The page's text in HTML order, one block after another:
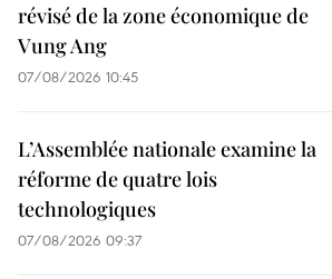
révisé de la zone économique de
Vung Ang
07/08/2026 10:45
L’Assemblée nationale examine la
réforme de quatre lois
technologiques
07/08/2026 09:37